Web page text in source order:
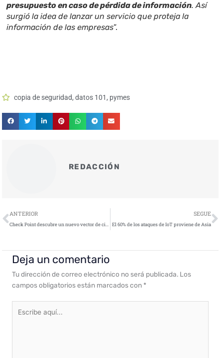
presupuesto en caso de pérdida de información. Así
surgió la idea de lanzar un servicio que proteja la
información de las empresas”.
copia de seguridad,datos 101 , pymes
REDACCIÓN
Ant
ANTERIOR
Check Point descubre un nuevo vector de ciberataque para atacar a los usuarios de plataformas multimedia
SEGUE
El 60% de los ataques de IoT proviene de Asia
Deja un comentario
Tu dirección de correo electrónico no será publicada. Los
campos obligatorios están marcados con *
aquí...